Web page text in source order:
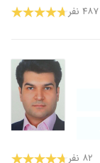
۴۸۷ نفر
۸۲ نفر